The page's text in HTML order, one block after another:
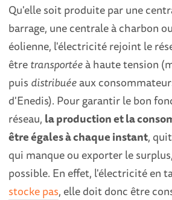
Qu'elle soit produite par une
barrage, une centrale à charbon
éolienne, l'électricité rejoint le
êtretransportéeà haute tension
puis distribuéeaux
d'Enedis). Pour garantir le bon
réseau, la production et la
être égales à chaque instant,
qui manque ou exporter le
possible. En effet, l'électricité en
stocke pas, elle doit donc être